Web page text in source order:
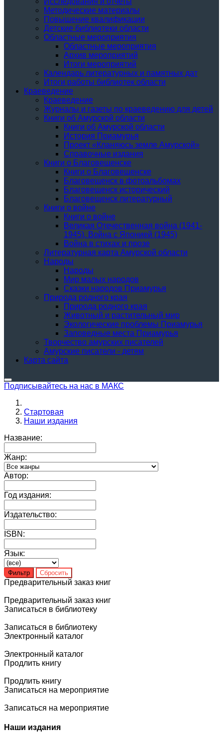
Методические материалы
Повышение квалификации
Детские библиотеки области
Областные мероприятия
Областные мероприятия
Архив мероприятий
Итоги мероприятий
Календарь литературных и памятных дат
Итоги работы библиотек области
Краеведение
Краеведение
Журналы и газеты по краеведению для детей
Книги об Амурской области
Книги об Амурской области
История Приамурья
Проект «Кланяюсь земле Амурской»
Справочные издания
Книги о Благовещенске
Книги о Благовещенске
Благовещенск в фотоальбомах
Благовещенск исторический
Благовещенск литературный
Книги о войне
Книги о войне
Великая Отечественная война (1941-
1945). Война с Японией (1945)
Война в стихах и прозе
Литературная карта Амурской области
Народы
Народы
Мир малых народов
Сказки народов Приамурья
Природа родного края
Природа родного края
Животный и растительный мир
Экологические проблемы Приамурья
Заповедные места Приамурья
Творчество амурских писателей
Амурские писатели - детям
Карта сайта
Подписывайтесь на нас в МАКС
Стартовая
Наши издания
Название:
Жанр:
Автор:
Год издания:
Издательство:
ISBN:
Язык:
Предварительный заказ книг
Предварительный заказ книг
Записаться в библиотеку
Записаться в библиотеку
Электронный каталог
Электронный каталог
Продлить книгу
Продлить книгу
Записаться на мероприятие
Записаться на мероприятие
Наши издания